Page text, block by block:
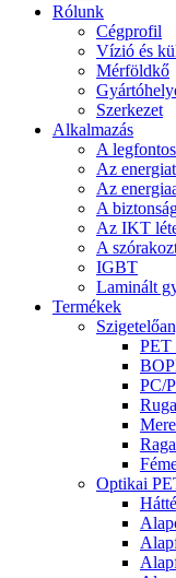
Rólunk
Cégprofil
Vízió és
Mérföldkő
Szerkezet
Alkalmazás
A
Az
Az
A
Az IKT
A
IGBT
Laminált
Termékek
PET
PC/
Optikai